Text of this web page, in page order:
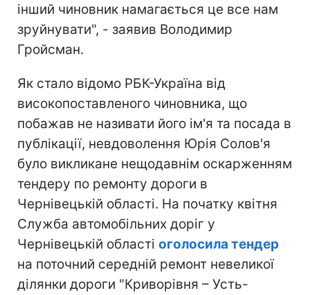
інший чиновник намагається це все нам
зруйнувати", - заявив Володимир
Гройсман.
Як стало відомо РБК-Україна від
високопоставленого чиновника, що
побажав не називати його ім'я та посада в
публікації, невдоволення Юрія Солов'я
було викликане нещодавнім оскарженням
тендеру по ремонту дороги в
Чернівецькій області. На початку квітня
Служба автомобільних доріг у
Чернівецькій області оголосила тендер
на поточний середній ремонт невеликої
ділянки дороги "Криворівня – Усть-